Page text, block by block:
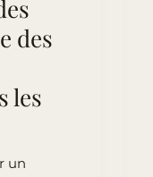
des
les
un